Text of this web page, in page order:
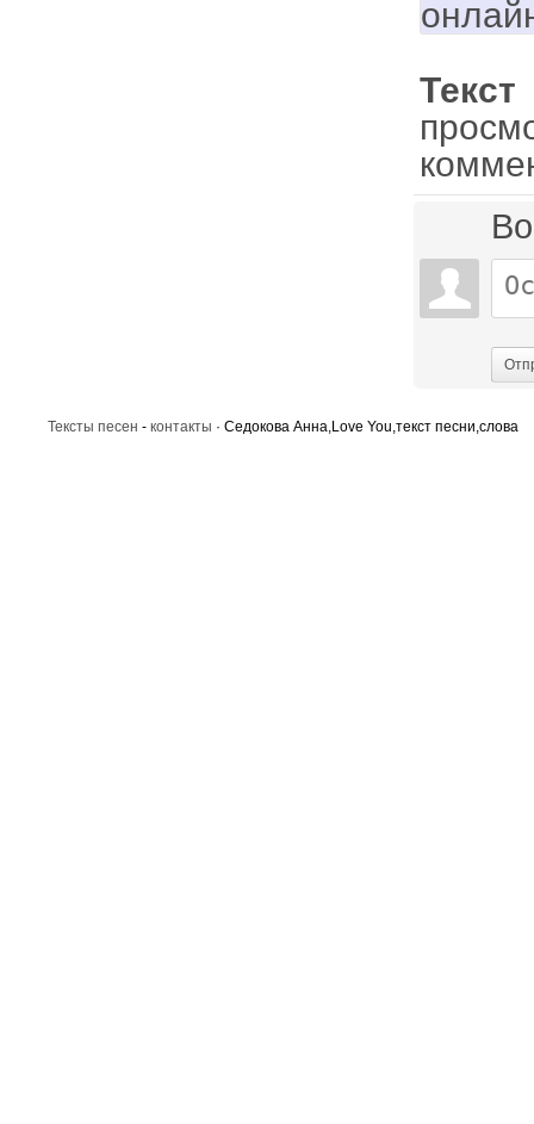
Тексты песен - контакты · Седокова Анна,Love You,текст песни,слова